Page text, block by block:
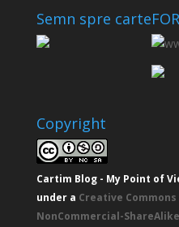
Semn spre carte
Copyright
Cartim Blog - My Point of
under a Creative
NonCommercial-